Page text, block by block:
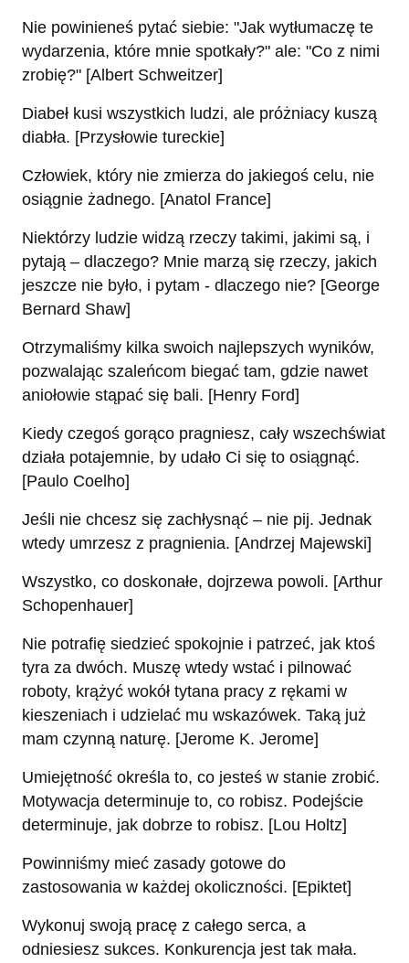
Nie powinieneś pytać siebie: "Jak wytłumaczę te
wydarzenia, które mnie spotkały?" ale: "Co z nimi
zrobię?" [Albert Schweitzer]
Diabeł kusi wszystkich ludzi, ale próżniacy kuszą
diabła. [Przysłowie tureckie]
Człowiek, który nie zmierza do jakiegoś celu, nie
osiągnie żadnego. [Anatol France]
Niektórzy ludzie widzą rzeczy takimi, jakimi są, i
pytają – dlaczego? Mnie marzą się rzeczy, jakich
jeszcze nie było, i pytam - dlaczego nie? [George
Bernard Shaw]
Otrzymaliśmy kilka swoich najlepszych wyników,
pozwalając szaleńcom biegać tam, gdzie nawet
aniołowie stąpać się bali. [Henry Ford]
Kiedy czegoś gorąco pragniesz, cały wszechświat
działa potajemnie, by udało Ci się to osiągnąć.
[Paulo Coelho]
Jeśli nie chcesz się zachłysnąć – nie pij. Jednak
wtedy umrzesz z pragnienia. [Andrzej Majewski]
Wszystko, co doskonałe, dojrzewa powoli. [Arthur
Schopenhauer]
Nie potrafię siedzieć spokojnie i patrzeć, jak ktoś
tyra za dwóch. Muszę wtedy wstać i pilnować
roboty, krążyć wokół tytana pracy z rękami w
kieszeniach i udzielać mu wskazówek. Taką już
mam czynną naturę. [Jerome K. Jerome]
Umiejętność określa to, co jesteś w stanie zrobić.
Motywacja determinuje to, co robisz. Podejście
determinuje, jak dobrze to robisz. [Lou Holtz]
Powinniśmy mieć zasady gotowe do
zastosowania w każdej okoliczności. [Epiktet]
Wykonuj swoją pracę z całego serca, a
odniesiesz sukces. Konkurencja jest tak mała.